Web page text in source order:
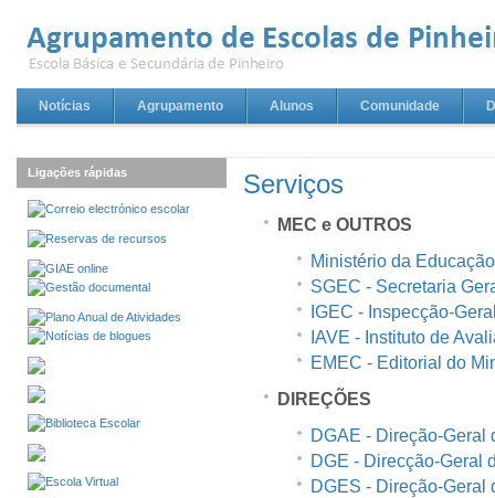
Notícias Agrupamento Alunos Comunidade
Serviços
MEC e OUTROS
Ministério da Educação
SGEC - Secretaria
IGEC - Inspecção-
IAVE - Instituto de
EMEC - Editorial do
DIREÇÕES
DGAE - Direção-Geral
DGE - Direcção-Geral
DGES - Direção-Geral
Ligações rápidas